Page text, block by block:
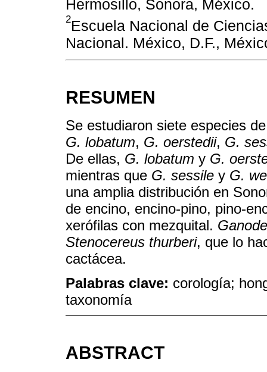
Hermosillo, Sonora, México.
2Escuela Nacional de
Nacional. México, D.F.,
RESUMEN
Se estudiaron siete especies
G. lobatum, G. oerstedii, G.
De ellas, G. lobatum y G.
mientras que G. sessile y G.
una amplia distribución en
de encino, encino-pino, pino-
xerófilas con mezquital.
Stenocereus thurberi, que lo
cactácea.
Palabras clave: corología;
taxonomía
ABSTRACT